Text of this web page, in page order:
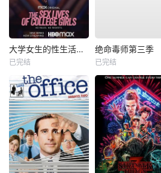
大学女生的性生活第一季
已完结
绝命毒师第三季
已完结